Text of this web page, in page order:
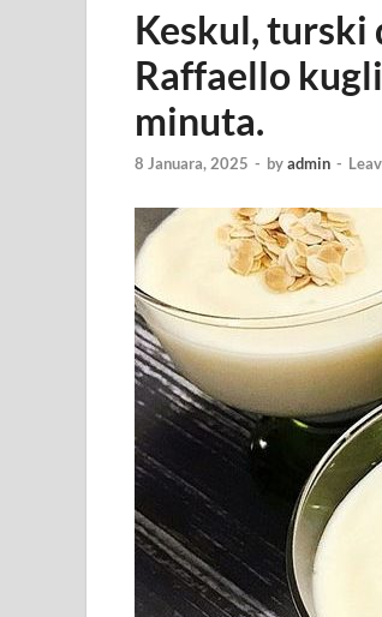
Keskul, turski
Raffaello
minuta.
8 Januara, 2025 - byadmin -